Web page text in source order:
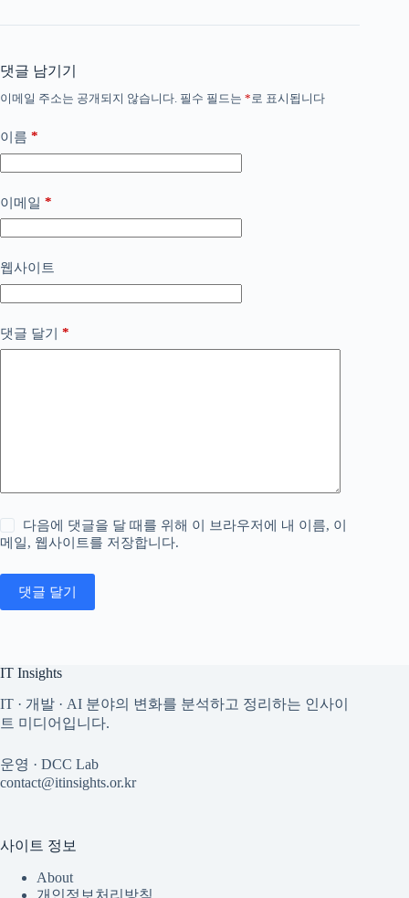
댓글 남기기
이메일 주소는 공개되지 않습니다. 필수 필드는 *로 표시됩니다
이름 *
이메일 *
웹사이트
댓글 달기 *
다음에 댓글을 달 때를 위해 이 브라우저에 내 이름, 이
메일, 웹사이트를 저장합니다.
댓글 달기
IT Insights
IT · 개발 · AI 분야의 변화를 분석하고 정리하는 인사이
트 미디어입니다.
운영 · DCC Lab
contact@itinsights.or.kr
사이트 정보
About
개인정보처리방침